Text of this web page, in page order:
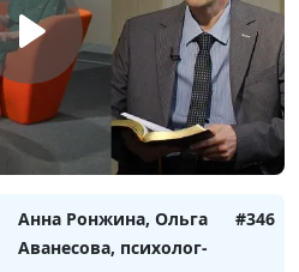
Анна Ронжина, Ольга
Аванесова, психолог-
#346